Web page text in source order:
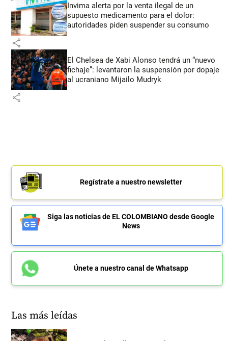
Invima alerta por la venta ilegal de un
supuesto medicamento para el dolor:
autoridades piden suspender su consumo
share
El Chelsea de Xabi Alonso tendrá un “nuevo
fichaje”: levantaron la suspensión por dopaje
al ucraniano Mijailo Mudryk
share
Regístrate a nuestro newsletter
Siga las noticias de EL COLOMBIANO desde Google
News
Únete a nuestro canal de Whatsapp
Las más leídas